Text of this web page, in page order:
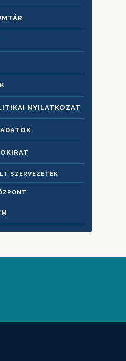
NYILATKOZAT
SZERVEZETEK